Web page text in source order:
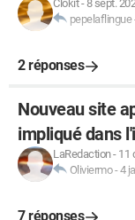
Clokit-8 sept.
pepelaflingue
2 réponses
Nouveau site
impliqué dans
LaRedaction- 11
Oliviermo-4
7 réponses